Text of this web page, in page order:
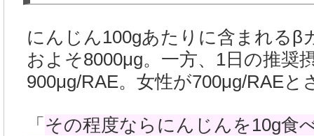
にんじん100gあたりに含まれるβ
およそ8000μg。一方、1日の推奨
900μg/RAE。女性が700μg/RAEと
「 その程度ならにんじんを10g食